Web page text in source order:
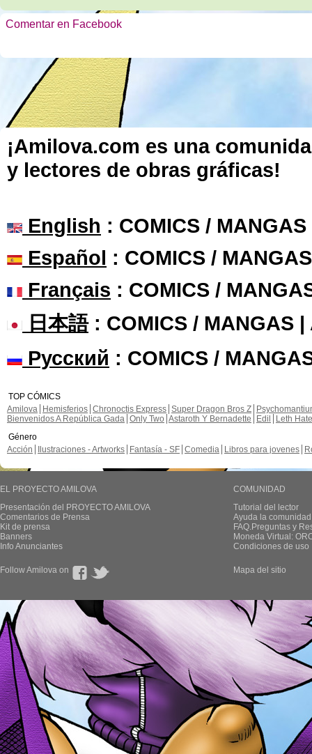
Comentar en Facebook
¡Amilova.com es una
y lectores de obras gráficas!
English : COMICS /
Español : COMICS /
Français : COMICS /
日本語: COMICS / MANGAS |
Русский : COMICS /
TOP CÓMICS
Amilova
Hemisferios Chronoctis Express Super Dragon Bros Z
Bienvenidos A República Gada Only Two Astaroth Y Bernadette Edil
Leth Hate
Género
Acción
Ilustraciones - Artworks Fantasía - SF Comedia Libros para jovenes
EL PROYECTO AMILOVA
Presentación del PROYECTO AMILOVA
Comentarios de Prensa
Kit de prensa
Banners
Info Anunciantes
COMUNIDAD
Tutorial del lector
Ayuda la
FAQ.Preguntas y
Moneda Virtual:
Condiciones de uso
Follow Amilova on Mapa del sitio